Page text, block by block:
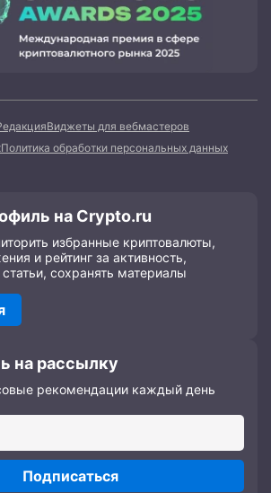
Виджеты для вебмастеров
Политика обработки персональных данных
на Crypto.ru
избранные криптовалюты,
и рейтинг за активность,
сохранять материалы
на рассылку
рекомендации каждый день
Подписаться